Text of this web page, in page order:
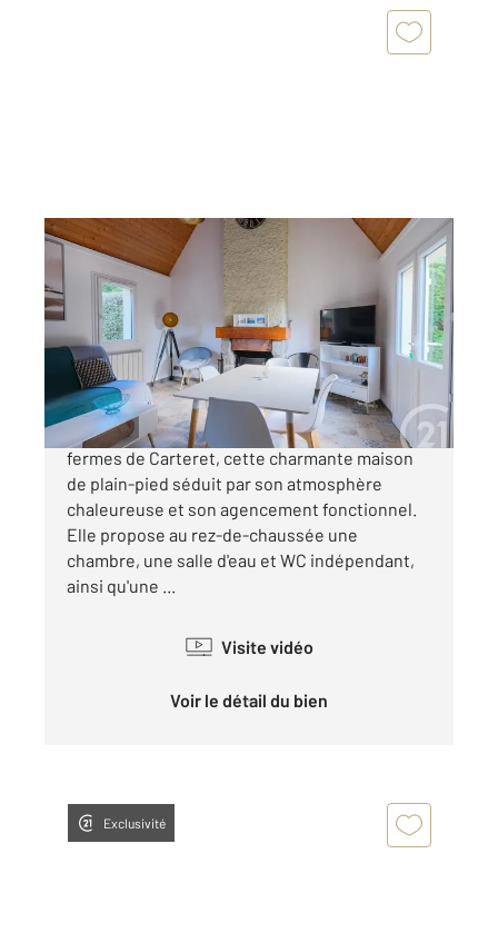
BARNEVILLE CARTERET 50
37 m
, 3 pièces
Ref : 1980
Maison à vendre
185 000 €
Nichée au cœur du secteur recherché des
fermes de Carteret, cette charmante maison
de plain-pied séduit par son atmosphère
chaleureuse et son agencement fonctionnel.
Elle propose au rez-de-chaussée une
chambre, une salle d'eau et WC indépendant,
ainsi qu'une ...
Visite vidéo
Voir le détail du bien
Exclusivité